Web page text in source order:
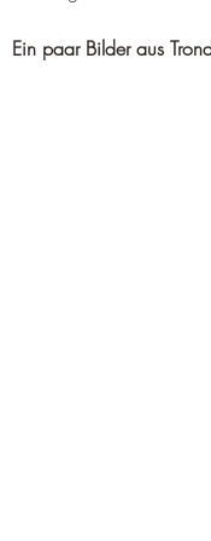
Ein paar Bilder aus